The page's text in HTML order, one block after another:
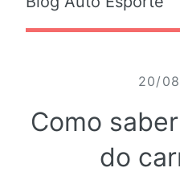
20/
Como
do